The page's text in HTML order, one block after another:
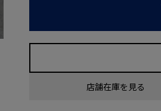
店舗在庫を見る